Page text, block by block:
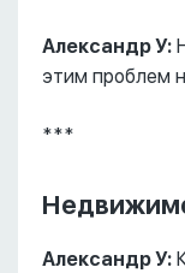
Александр У:
этим проблем
***
Александр У: